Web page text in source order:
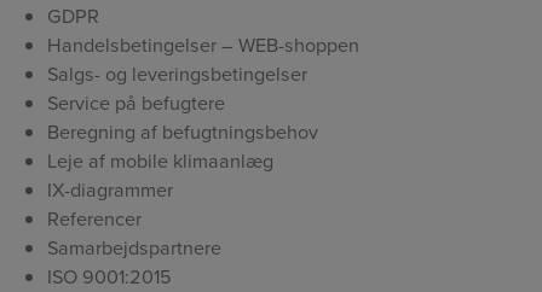
GDPR
Handelsbetingelser – WEB-shoppen
Salgs- og leveringsbetingelser
Service på befugtere
Beregning af befugtningsbehov
Leje af mobile klimaanlæg
IX-diagrammer
Referencer
Samarbejdspartnere
ISO 9001:2015